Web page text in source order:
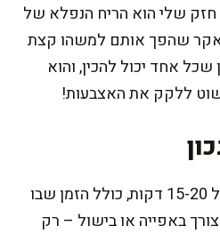
חזק שלי הוא הריח הנפלא של
שהפך אותם למשהו קצת
שכל אחד יכול להכין, והוא
ללקק את האצבעות!
המתכון הזה דורש בסך הכול 15-20 דקות, כולל הזמן שבו
באפייה או בישול – רק